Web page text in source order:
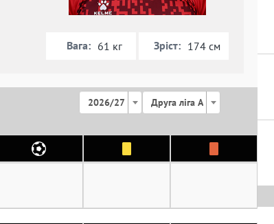
Вага: 61 кг Зріст: 174 см
2026/27 Друга ліга А